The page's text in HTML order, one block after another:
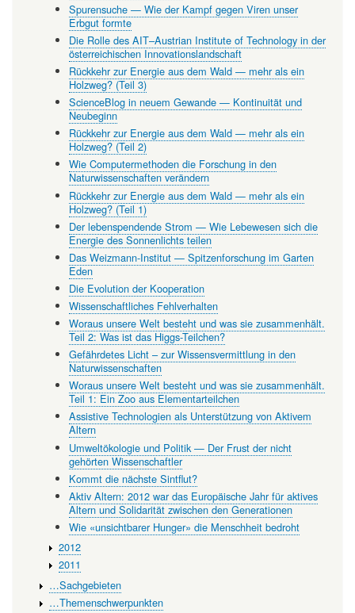
Spurensuche — Wie der Kampf gegen Viren unser
Erbgut formte
Die Rolle des AIT–Austrian Institute of Technology in der
österreichischen Innovationslandschaft
Rückkehr zur Energie aus dem Wald — mehr als ein
Holzweg? (Teil 3)
ScienceBlog in neuem Gewande — Kontinuität und
Neubeginn
Rückkehr zur Energie aus dem Wald — mehr als ein
Holzweg? (Teil 2)
Wie Computermethoden die Forschung in den
Naturwissenschaften verändern
Rückkehr zur Energie aus dem Wald — mehr als ein
Holzweg? (Teil 1)
Der lebenspendende Strom — Wie Lebewesen sich die
Energie des Sonnenlichts teilen
Das Weizmann-Institut — Spitzenforschung im Garten
Eden
Die Evolution der Kooperation
Wissenschaftliches Fehlverhalten
Woraus unsere Welt besteht und was sie zusammenhält.
Teil 2: Was ist das Higgs-Teilchen?
Gefährdetes Licht – zur Wissensvermittlung in den
Naturwissenschaften
Woraus unsere Welt besteht und was sie zusammenhält.
Teil 1: Ein Zoo aus Elementarteilchen
Assistive Technologien als Unterstützung von Aktivem
Altern
Umweltökologie und Politik — Der Frust der nicht
gehörten Wissenschaftler
Kommt die nächste Sintflut?
Aktiv Altern: 2012 war das Europäische Jahr für aktives
Altern und Solidarität zwischen den Generationen
Wie «unsichtbarer Hunger» die Menschheit bedroht
2012
2011
…Sachgebieten
…Themenschwerpunkten